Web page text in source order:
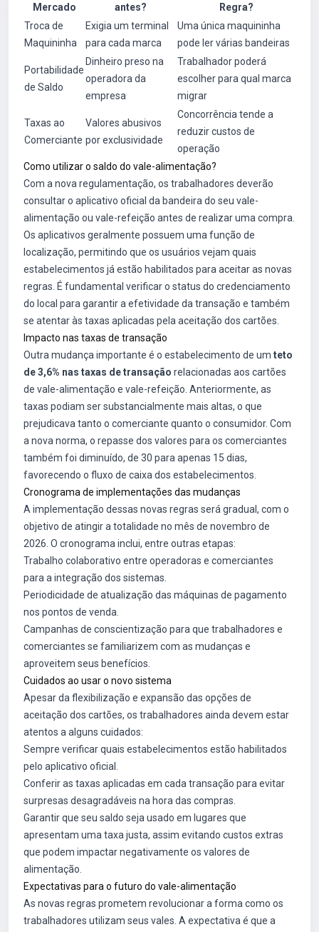
Mercado
antes?
Regra?
Troca de
Maquininha
Exigia um terminal
para cada marca
Uma única maquininha
pode ler várias bandeiras
Portabilidade
de Saldo
Dinheiro preso na
operadora da
empresa
Trabalhador poderá
escolher para qual marca
migrar
Taxas ao
Comerciante
Valores abusivos
por exclusividade
Concorrência tende a
reduzir custos de
operação
Como utilizar o saldo do vale-alimentação?
Com a nova regulamentação, os trabalhadores deverão
consultar o aplicativo oficial da bandeira do seu vale-
alimentação ou vale-refeição antes de realizar uma compra.
Os aplicativos geralmente possuem uma função de
localização, permitindo que os usuários vejam quais
estabelecimentos já estão habilitados para aceitar as novas
regras. É fundamental verificar o status do credenciamento
do local para garantir a efetividade da transação e também
se atentar às taxas aplicadas pela aceitação dos cartões.
Impacto nas taxas de transação
Outra mudança importante é o estabelecimento de um teto
de 3,6% nas taxas de transação relacionadas aos cartões
de vale-alimentação e vale-refeição. Anteriormente, as
taxas podiam ser substancialmente mais altas, o que
prejudicava tanto o comerciante quanto o consumidor. Com
a nova norma, o repasse dos valores para os comerciantes
também foi diminuído, de 30 para apenas 15 dias,
favorecendo o fluxo de caixa dos estabelecimentos.
Cronograma de implementações das mudanças
A implementação dessas novas regras será gradual, com o
objetivo de atingir a totalidade no mês de novembro de
2026. O cronograma inclui, entre outras etapas:
Trabalho colaborativo entre operadoras e comerciantes
para a integração dos sistemas.
Periodicidade de atualização das máquinas de pagamento
nos pontos de venda.
Campanhas de conscientização para que trabalhadores e
comerciantes se familiarizem com as mudanças e
aproveitem seus benefícios.
Cuidados ao usar o novo sistema
Apesar da flexibilização e expansão das opções de
aceitação dos cartões, os trabalhadores ainda devem estar
atentos a alguns cuidados:
Sempre verificar quais estabelecimentos estão habilitados
pelo aplicativo oficial.
Conferir as taxas aplicadas em cada transação para evitar
surpresas desagradáveis na hora das compras.
Garantir que seu saldo seja usado em lugares que
apresentam uma taxa justa, assim evitando custos extras
que podem impactar negativamente os valores de
alimentação.
Expectativas para o futuro do vale-alimentação
As novas regras prometem revolucionar a forma como os
trabalhadores utilizam seus vales. A expectativa é que a